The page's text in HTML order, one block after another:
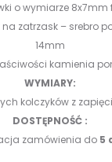
o wymiarze
zatrzask – srebro
14mm
kamienia
WYMIARY:
kolczyków z
DOSTĘPNOŚĆ :
zamówienia do 5